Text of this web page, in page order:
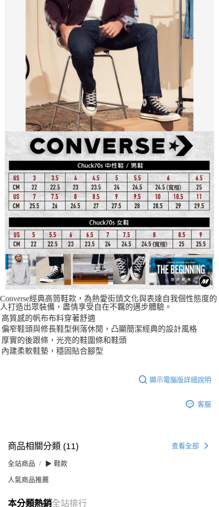
Converse經典高筒鞋款，為熱愛街頭文化與表達自我個性態度的
人打造出眾裝備，盡情享受自在不羈的邁步體驗。
高質感的帆布布料穿著舒適
偏窄鞋頭與修長鞋型俐落休閒，凸顯簡潔經典的設計風格
厚實的後跟條，光亮的鞋圍條和鞋頭
內建柔軟鞋墊，穩固貼合腳型
顯示電腦版詳細說明
客服
商品相關分類 (11) 查看全部
全站商品 ▶ 鞋款
人氣商品推薦
本分類熱銷全站排行